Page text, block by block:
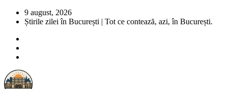
9 august, 2026
Știrile zilei în București | Tot ce contează, azi, în București.